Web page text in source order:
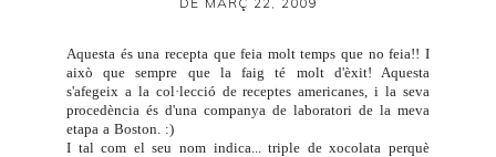
Aquesta és una recepta que feia molt temps que no feia!! I
això que sempre que la faig té molt d'èxit! Aquesta
s'afegeix a la col·lecció de receptes americanes, i la seva
procedència és d'una companya de laboratori de la meva
etapa a Boston. :)
I tal com el seu nom indica... triple de xocolata perquè